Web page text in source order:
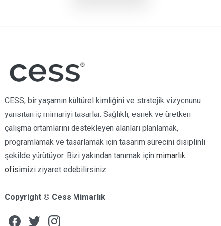
CESS, bir yaşamın kültürel kimliğini ve stratejik vizyonunu
yansıtan iç mimariyi tasarlar. Sağlıklı, esnek ve üretken
çalışma ortamlarını destekleyen alanları planlamak,
programlamak ve tasarlamak için tasarım sürecini disiplinli
şekilde yürütüyor. Bizi yakından tanımak için mimarlık
ofisimizi ziyaret edebilirsiniz.
Copyright © Cess Mimarlık